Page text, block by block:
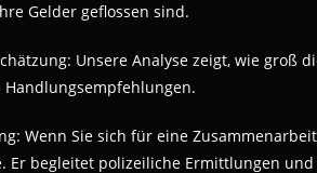
Gelder geflossen sind.
Unsere Analyse zeigt, wie groß
Wenn Sie sich für eine
Er begleitet polizeiliche Ermittlungen